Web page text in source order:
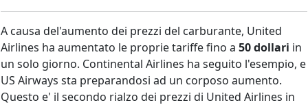
A causa del'aumento dei prezzi del carburante, United
Airlines ha aumentato le proprie tariffe fino a 50 dollari in
un solo giorno. Continental Airlines ha seguito l'esempio, e
US Airways sta preparandosi ad un corposo aumento.
Questo e' il secondo rialzo dei prezzi di United Airlines in